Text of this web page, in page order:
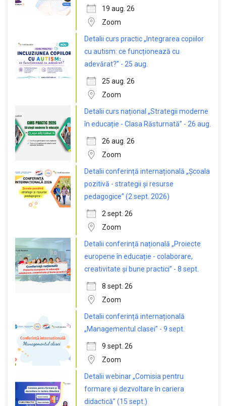
19 aug. 26
Zoom
Detalii curs practic „Integrarea copiilor
cu autism: ce funcționează cu
adevărat?” - 25 aug.
25 aug. 26
Zoom
Detalii curs național „Strategii moderne
în educație - Clasa Răsturnată” - 26 aug.
26 aug. 26
Zoom
Detalii conferință internațională „Școala
pozitivă - strategii și resurse
pedagogice” (2 sept. 2026)
2 sept. 26
Zoom
Detalii conferință națională „Proiecte
europene în educație - colaborare,
creativitate și bune practici” - 8 sept.
8 sept. 26
Zoom
Detalii conferință internațională
„Managementul clasei” - 9 sept.
9 sept. 26
Zoom
Detalii webinar „Comisia pentru
formare și dezvoltare în cariera
didactică” (15 sept.)